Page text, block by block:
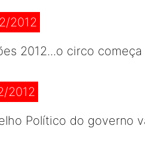
2012
2012...o circo
2012
Político do governo